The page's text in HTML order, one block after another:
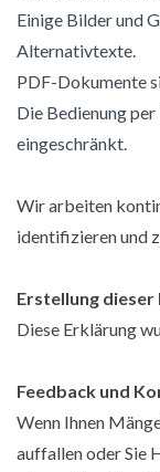
Einige Bilder und
Alternativtexte.
PDF-Dokumente
Die Bedienung
eingeschränkt.
Wir arbeiten
identifizieren und
Erstellung
Diese Erklärung
Feedback und
Wenn Ihnen
auffallen oder Sie